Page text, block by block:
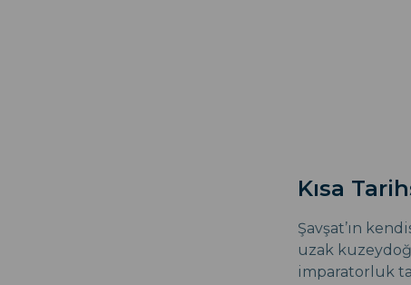
Kısa
Şavşat’ın
uzak
imparatorluk